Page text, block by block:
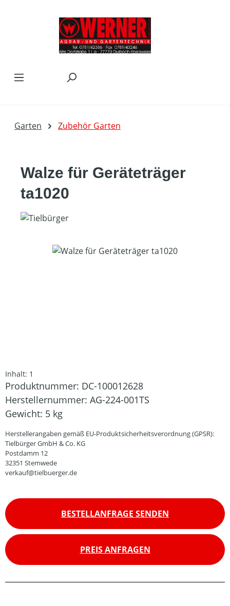
Garten Zubehör Garten
Walze für Geräteträger
ta1020
Bildergalerie überspringen
Inhalt: 1
Produktnummer: DC-100012628
Herstellernummer: AG-224-001TS
Gewicht: 5 kg
Herstellerangaben gemäß EU-Produktsicherheitsverordnung (GPSR):
Tielbürger GmbH & Co. KG
Postdamm 12
32351 Stemwede
verkauf@tielbuerger.de
BESTELLANFRAGE SENDEN
PREIS ANFRAGEN